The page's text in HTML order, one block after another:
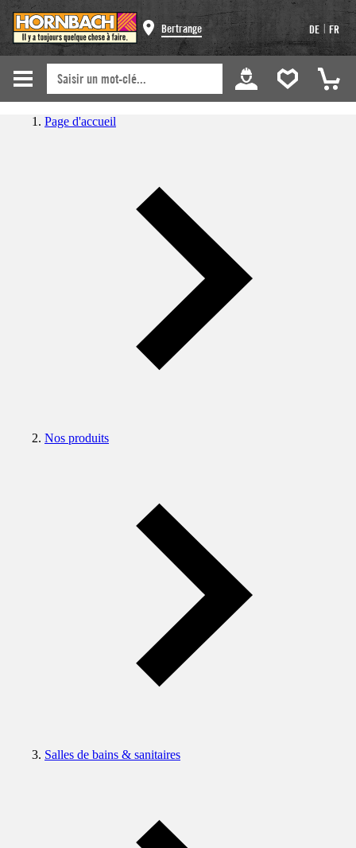
Bertrange DE | FR
Page d'accueil
Nos produits
Salles de bains & sanitaires